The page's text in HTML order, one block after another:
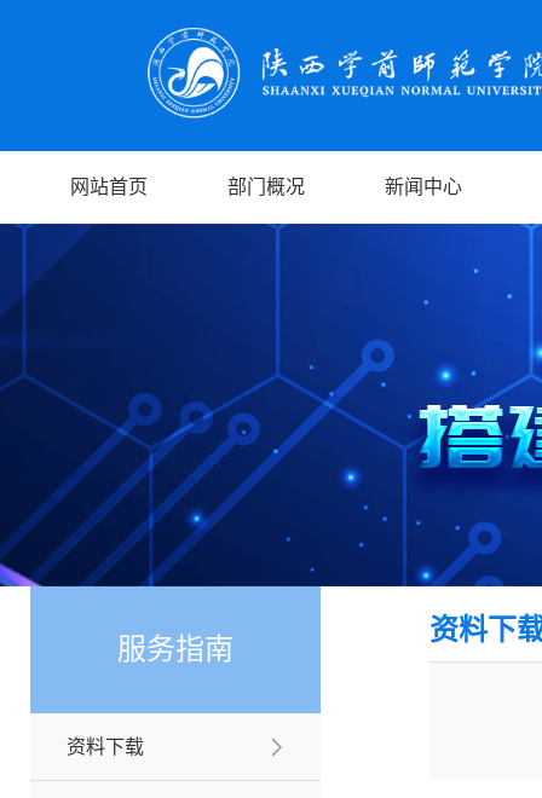
网站首页 部门概况 新闻中心
服务指南
资料下载
资料下